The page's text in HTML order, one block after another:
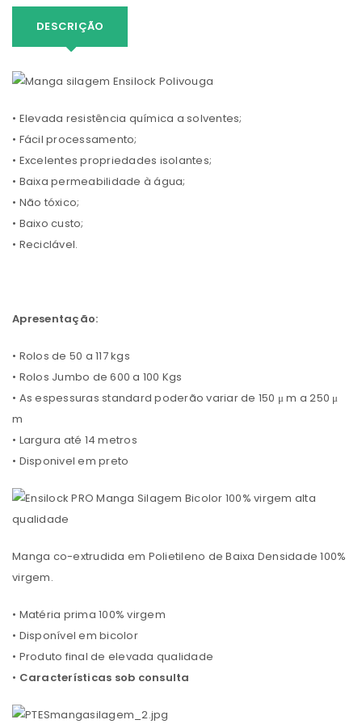
DESCRIÇÃO
• Elevada resistência química a solventes;
• Fácil processamento;
• Excelentes propriedades isolantes;
• Baixa permeabilidade à água;
• Não tóxico;
• Baixo custo;
• Reciclável.
Apresentação:
• Rolos de 50 a 117 kgs
• Rolos Jumbo de 600 a 100 Kgs
• As espessuras standard poderão variar de 150 μ m a 250 μ
m
• Largura até 14 metros
• Disponivel em preto
Manga co-extrudida em Polietileno de Baixa Densidade 100%
virgem.
• Matéria prima 100% virgem
• Disponível em bicolor
• Produto final de elevada qualidade
• Características sob consulta